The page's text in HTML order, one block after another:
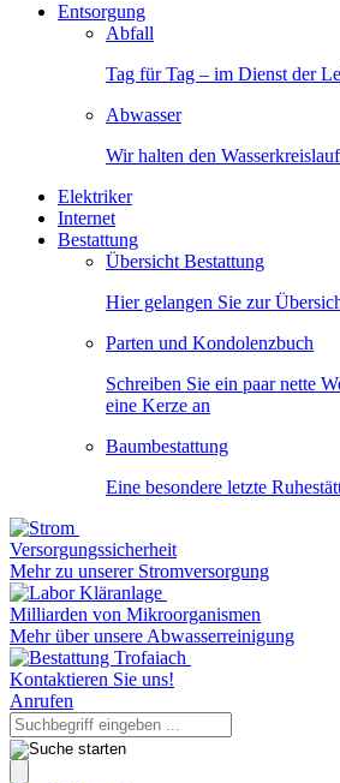
Entsorgung
Abfall
Tag für Tag – im Dienst der
Abwasser
Wir halten den
Elektriker
Internet
Bestattung
Übersicht Bestattung
Hier gelangen Sie zur
Parten und Kondolenzbuch
Schreiben Sie ein paar nette
eine Kerze an
Baumbestattung
Eine besondere letzte
Versorgungssicherheit
Mehr zu unserer Stromversorgung
Milliarden von Mikroorganismen
Mehr über unsere Abwasserreinigung
Kontaktieren Sie uns!
Anrufen